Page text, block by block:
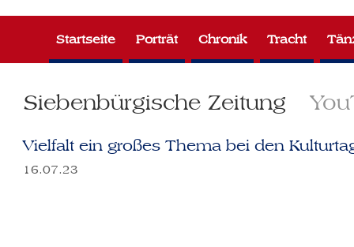
Siebenbürgische Zeitung
Startseite Porträt Chronik Tracht
Vielfalt ein großes Thema bei den
16.07.23